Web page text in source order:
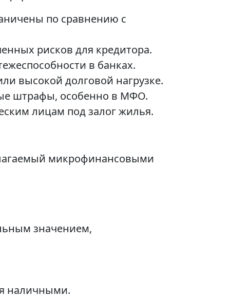
по сравнению с
рисков для кредитора.
в банках.
высокой долговой нагрузке.
штрафы, особенно в МФО.
лицам под залог жилья.
микрофинансовыми
значением,
наличными.